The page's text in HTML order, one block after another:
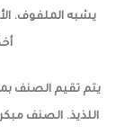
يشبه الملفوف.
يتم تقيم الصنف